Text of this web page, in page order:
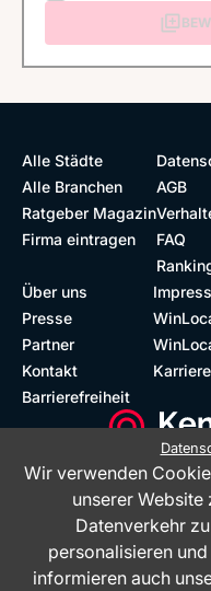
Alle Städte
Alle Branchen
Ratgeber Magazin
Firma eintragen
AGB
FAQ
Über uns
Presse
Partner
Kontakt
Barrierefreiheit
Wir verwenden
unserer Website
Datenverkehr
personalisieren
informieren auch